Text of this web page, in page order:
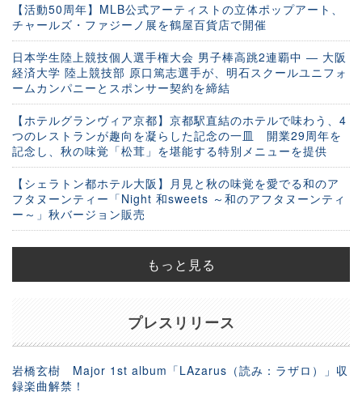
【活動50周年】MLB公式アーティストの立体ポップアート、
チャールズ・ファジーノ展を鶴屋百貨店で開催
日本学生陸上競技個人選手権大会 男子棒高跳2連覇中 ― 大阪
経済大学 陸上競技部 原口篤志選手が、明石スクールユニフォ
ームカンパニーとスポンサー契約を締結
【ホテルグランヴィア京都】京都駅直結のホテルで味わう、4
つのレストランが趣向を凝らした記念の一皿 開業29周年を
記念し、秋の味覚「松茸」を堪能する特別メニューを提供
【シェラトン都ホテル大阪】月見と秋の味覚を愛でる和のア
フタヌーンティー「Night 和sweets ～和のアフタヌーンティ
ー～」秋バージョン販売
もっと見る
プレスリリース
岩橋玄樹 Major 1st album「LAzarus（読み：ラザロ）」収
録楽曲解禁！